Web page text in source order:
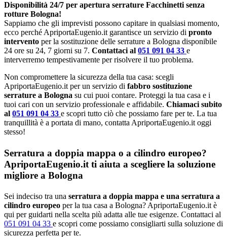
Disponibilità 24/7 per apertura serrature Facchinetti senza
rotture Bologna!
Sappiamo che gli imprevisti possono capitare in qualsiasi momento,
ecco perché ApriportaEugenio.it garantisce un servizio di pronto
intervento per la sostituzione delle serrature a Bologna disponibile
24 ore su 24, 7 giorni su 7. Contattaci al 051 091 04 33 e
interverremo tempestivamente per risolvere il tuo problema.
Non compromettere la sicurezza della tua casa: scegli
ApriportaEugenio.it per un servizio di fabbro sostituzione
serrature a Bologna su cui puoi contare. Proteggi la tua casa e i
tuoi cari con un servizio professionale e affidabile. Chiamaci subito
al 051 091 04 33 e scopri tutto ciò che possiamo fare per te. La tua
tranquillità è a portata di mano, contatta ApriportaEugenio.it oggi
stesso!
Serratura a doppia mappa o a cilindro europeo?
ApriportaEugenio.it ti aiuta a scegliere la soluzione
migliore a Bologna
Sei indeciso tra una serratura a doppia mappa e una serratura a
cilindro europeo per la tua casa a Bologna? ApriportaEugenio.it è
qui per guidarti nella scelta più adatta alle tue esigenze. Contattaci al
051 091 04 33 e scopri come possiamo consigliarti sulla soluzione di
sicurezza perfetta per te.